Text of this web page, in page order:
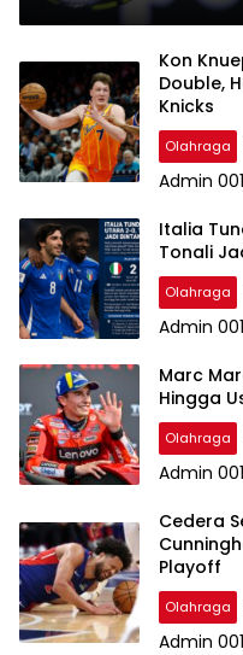
Kon
Double,
Knicks
Olahraga
Admin 001
Italia
Tonali
Olahraga
Admin 001
Marc
Hingga
Olahraga
Admin 001
Cedera
Playoff
Olahraga
Admin 001